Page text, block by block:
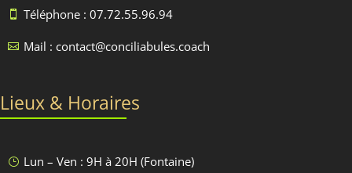
 Téléphone : 07.72.55.96.94
 Mail : contact@conciliabules.coach
Lieux & Horaires
} Lun – Ven : 9H à 20H (Fontaine)